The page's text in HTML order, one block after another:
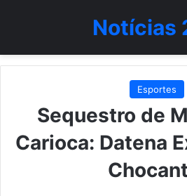
Notícias
Esportes
Sequestro de
Carioca: Datena